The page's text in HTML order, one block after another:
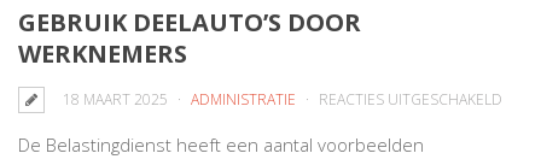
GEBRUIK DEELAUTO’S DOOR
WERKNEMERS
18 MAART 2025 ADMINISTRATIE REACTIES UITGESCHAKELD
De Belastingdienst heeft een aantal voorbeelden